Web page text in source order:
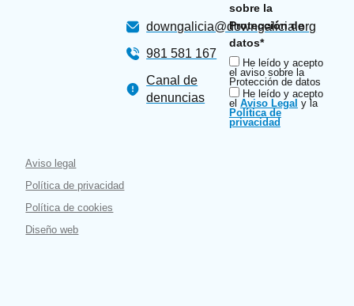
downgalicia@downgalicia.org
981 581 167
Canal de
denuncias
sobre la
Protección de
datos*
He leído y acepto
el aviso sobre la
Protección de datos
He leído y acepto
el Aviso Legal y la
Política de
privacidad
Aviso legal
Política de privacidad
Política de cookies
Diseño web